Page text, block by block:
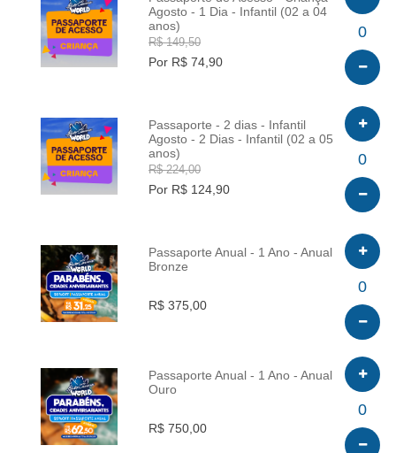
INFO
Agosto - 1 Dia - Infantil (02 a 04
anos)
R$ 149,50
Por R$ 74,90
0
INFO
Passaporte - 2 dias - Infantil
Agosto - 2 Dias - Infantil (02 a 05
anos)
R$ 224,00
Por R$ 124,90
0
INFO
Passaporte Anual - 1 Ano - Anual
Bronze
R$ 375,00
0
INFO
Passaporte Anual - 1 Ano - Anual
Ouro
R$ 750,00
0